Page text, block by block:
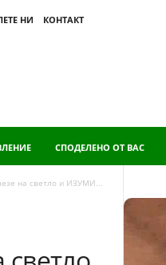
НИ
КОНТАКТ
СПОДЕЛЕНО ОТ ВАС
на светло и ИЗУМИ...